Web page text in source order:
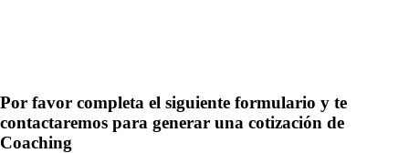
Por favor completa el siguiente formulario y te
contactaremos para generar una cotización de
Coaching